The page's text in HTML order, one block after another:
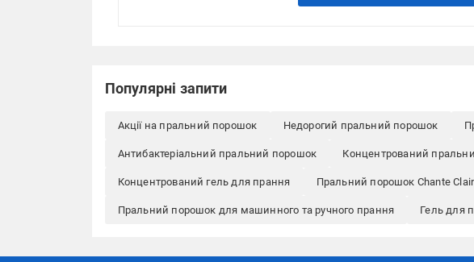
Популярні запити
Акції на пральний порошок Недорогий пральний порошок
Антибактеріальний пральний порошок Концентрований
Концентрований гель для прання Пральний порошок Chante Clair
Пральний порошок для машинного та ручного прання Гель для